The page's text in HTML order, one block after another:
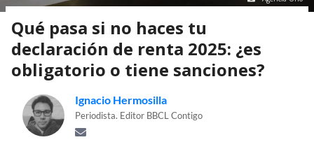
Qué pasa si no haces tu
declaración de renta 2025: ¿es
obligatorio o tiene sanciones?
Ignacio Hermosilla
Periodista. Editor BBCL Contigo